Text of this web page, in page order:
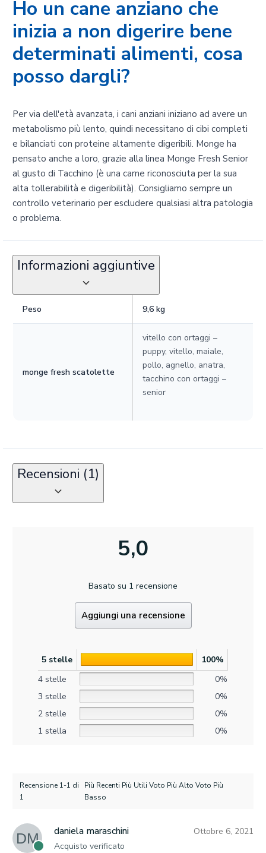
Ho un cane anziano che
inizia a non digerire bene
determinati alimenti, cosa
posso dargli?
Per via dell'età avanzata, i cani anziani iniziano ad avere un
metabolismo più lento, quindi necessitano di cibi completi
e bilanciati con proteine altamente digeribili. Monge ha
pensato anche a loro, grazie alla linea Monge Fresh Senior
al gusto di Tacchino (è una carne riconosciuta per la sua
alta tollerabilità e digeribilità). Consigliamo sempre un
controllo veterinario per escludere qualsiasi altra patologia
o problema.
Informazioni aggiuntive
Peso 9,6 kg
monge fresh scatolette
vitello con ortaggi –
puppy, vitello, maiale,
pollo, agnello, anatra,
tacchino con ortaggi –
senior
Recensioni (1)
5,0
Basato su 1 recensione
Aggiungi una recensione
5 stelle
100%
4 stelle
0%
3 stelle
0%
2 stelle
0%
1 stella
0%
Recensione 1-1 di
1
Più Recenti Più Utili Voto Più Alto Voto Più
Basso
DM daniela maraschini
Acquisto verificato
Ottobre 6, 2021